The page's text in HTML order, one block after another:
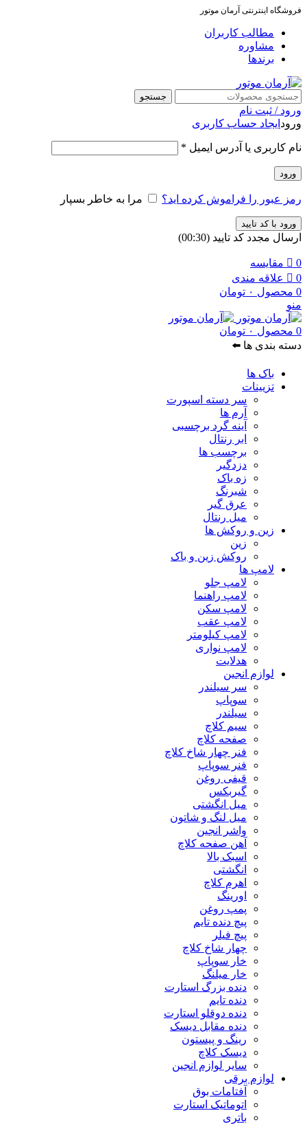
فروشگاه اینترنتی آرمان موتور
مطالب کاربران
مشاوره
برندها
جستجو
ورود / ثبت نام
ورود ایجاد حساب کاربری
نام کاربری یا آدرس ایمیل *
ورود
رمز عبور را فراموش کرده اید؟ مرا به خاطر بسپار
ورود با کد تایید
ارسال مجدد کد تایید (00:
30
)
0
مقایسه
0
علاقه مندی
0 محصول ۰ تومان
منو
0 محصول ۰ تومان
دسته بندی ها ⬅️
باک ها
تزیینات
سر دسته اسپورت
آرم ها
آینه گرد برچسبی
ابر رنتال
برچسب ها
دزدگیر
زه باک
شبرنگ
عرق گیر
میل رنتال
زین و روکش ها
زین
روکش زین و باک
لامپ ها
لامپ جلو
لامپ راهنما
لامپ سکن
لامپ عقب
لامپ کیلومتر
لامپ نواری
هدلایت
لوازم انجین
سر سیلندر
سوپاپ
سیلندر
سیم کلاچ
صفحه کلاچ
فنر چهار شاخ کلاچ
فنر سوپاپ
قیفی روغن
گیربکس
میل انگشتی
میل لنگ و شاتون
واشر انجین
آهن صفحه کلاچ
اسبک بالا
انگشتی
اهرم کلاچ
اورینگ
پمپ روغن
پیچ دنده تایم
پیچ فیلر
چهار شاخ کلاچ
خار سوپاپ
خار میلنگ
دنده بزرگ استارت
دنده تایم
دنده دوقلو استارت
دنده مقابل دیسک
رینگ و پیستون
دیسک کلاچ
سایر لوازم انجین
لوازم برقی
آفتامات بوق
اتوماتیک استارت
باتری